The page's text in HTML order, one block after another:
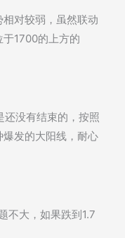
对较弱，虽然联动
1700的上方的
没有结束的，按照
发的大阳线，耐心
不大，如果跌到1.7